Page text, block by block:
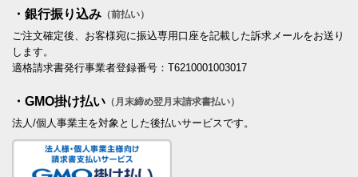
・銀行振り込み （前払い）
ご注文確定後、お客様宛に振込専用口座を記載した訴求メールをお送り
します。
適格請求書発行事業者登録番号：T6210001003017
・GMO掛け払い （月末締め翌月末請求書払い）
法人/個人事業主を対象とした後払いサービスです。